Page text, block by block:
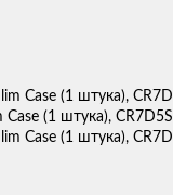
(1 штука),